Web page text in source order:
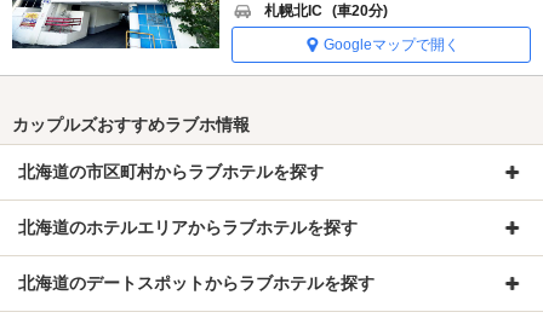
札幌北IC (車20分)
Googleマップで開く
カップルズおすすめラブホ情報
北海道の市区町村からラブホテルを探す
北海道のホテルエリアからラブホテルを探す
北海道のデートスポットからラブホテルを探す